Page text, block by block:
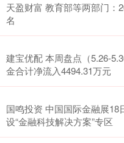
天盈财富 教育部等两部门：
名
建宝优配 本周盘点（5.26-
金合计净流入4494.31万元
国鸣投资 中国国际金融展
设“金融科技解决方案”专区